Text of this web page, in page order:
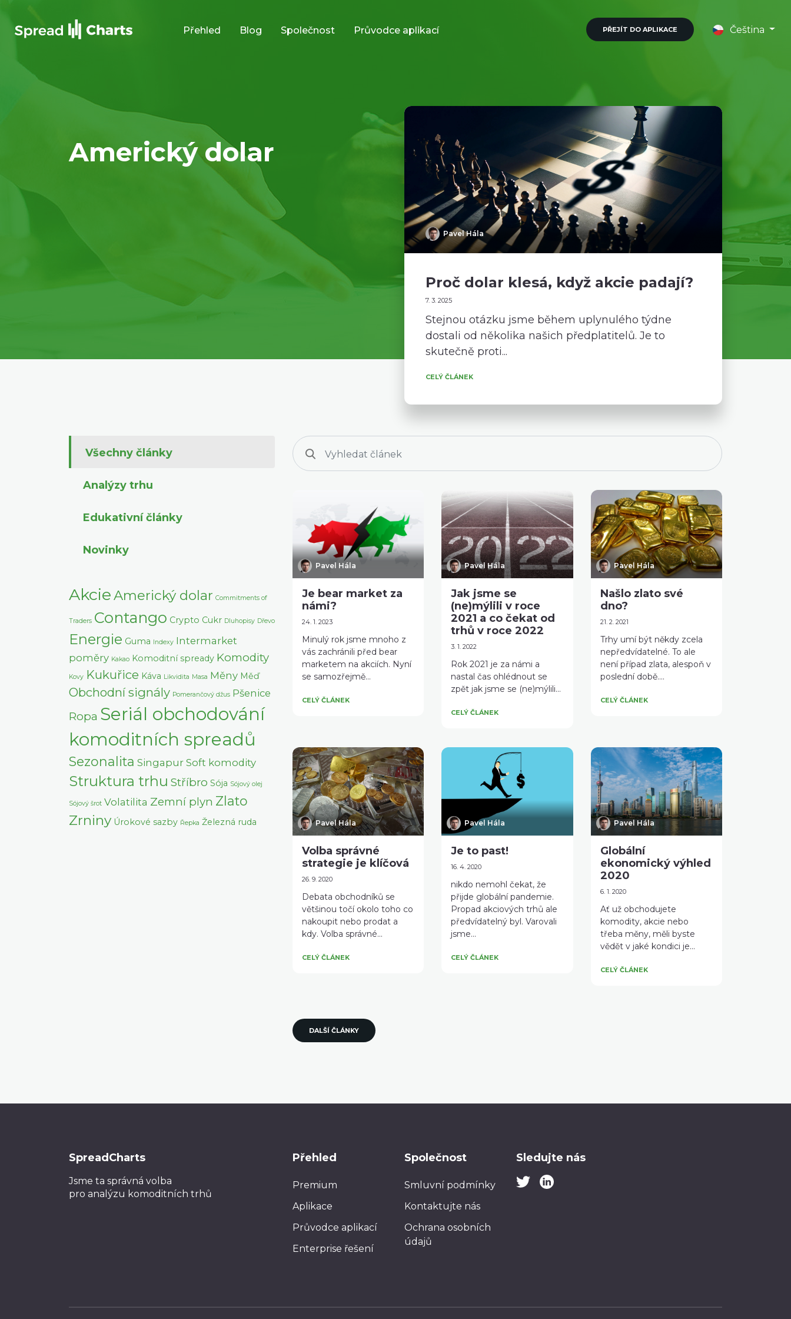
Přehled Blog Společnost Průvodce aplikací PŘEJÍT DO APLIKACE Čeština
Americký dolar
Pavel Hála
Proč dolar klesá, když akcie padají?
7. 3. 2025
Stejnou otázku jsme během uplynulého týdne
dostali od několika našich předplatitelů. Je to
skutečně proti...
CELÝ ČLÁNEK
Všechny články
Analýzy trhu
Edukativní články
Novinky
AkcieAmerický dolar Commitments of
Traders Contango Crypto Cukr Dluhopisy Dřevo
Energie Guma Indexy Intermarket
poměry Kakao Komoditní spready Komodity
Kovy Kukuřice Káva Likvidita Masa Měny Měď
Obchodní signály Pomerančový džus Pšenice
Ropa Seriál obchodování
komoditních spreadů
Sezonalita Singapur Soft komodity
Struktura trhu Stříbro Sója Sójový olej
Sójový šrot Volatilita Zemní plyn Zlato
Zrniny Úrokové sazby Řepka Železná ruda
Pavel Hála
Je bear market za
námi?
24. 1. 2023
Minulý rok jsme mnoho z
vás zachránili před bear
marketem na akciích. Nyní
se samozřejmě...
CELÝ ČLÁNEK
Pavel Hála
Jak jsme se
(ne)mýlili v roce
2021 a co čekat od
trhů v roce 2022
3. 1. 2022
Rok 2021 je za námi a
nastal čas ohlédnout se
zpět jak jsme se (ne)mýlili...
CELÝ ČLÁNEK
Pavel Hála
Našlo zlato své
dno?
21. 2. 2021
Trhy umí být někdy zcela
nepředvídatelné. To ale
není případ zlata, alespoň v
poslední době....
CELÝ ČLÁNEK
Pavel Hála
Volba správné
strategie je klíčová
26. 9. 2020
Debata obchodníků se
většinou točí okolo toho co
nakoupit nebo prodat a
kdy. Volba správné...
CELÝ ČLÁNEK
Pavel Hála
Je to past!
16. 4. 2020
nikdo nemohl čekat, že
přijde globální pandemie.
Propad akciových trhů ale
předvídatelný byl. Varovali
jsme...
CELÝ ČLÁNEK
Pavel Hála
Globální
ekonomický výhled
2020
6. 1. 2020
Ať už obchodujete
komodity, akcie nebo
třeba měny, měli byste
vědět v jaké kondici je...
CELÝ ČLÁNEK
DALŠÍ ČLÁNKY
SpreadCharts
Jsme ta správná volba
pro analýzu komoditních trhů
Přehled
Premium
Aplikace
Průvodce aplikací
Enterprise řešení
Společnost
Smluvní podmínky
Kontaktujte nás
Ochrana osobních
údajů
Sledujte nás